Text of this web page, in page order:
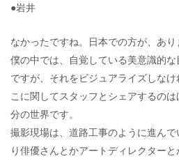
●岩井
なかったですね。日本での方が、あり
僕の中では、自覚している美意識的
ですが、それをビジュアライズしな
こに関してスタッフとシェアするの
分の世界です。
撮影現場は、道路工事のように進ん
り俳優さんとかアートディレクター